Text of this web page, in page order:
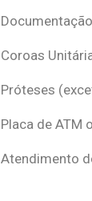
Coroas
Próteses
Placa de ATM
Atendimento